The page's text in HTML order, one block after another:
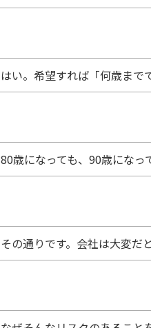
はい。希望すれば「何歳まで
80歳になっても、90歳になっ
その通りです。会社は大変だ